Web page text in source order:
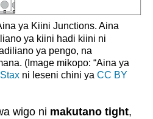
ya Kiini Junctions. Aina
ya kiini hadi kiini ni
ya pengo, na
(Image mikopo: “Aina ya
ni leseni chini ya CC BY
wigo ni makutano tight,